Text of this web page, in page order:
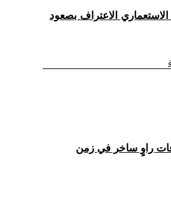
الاعتراف بصعود
راوٍ ساخر في زمن